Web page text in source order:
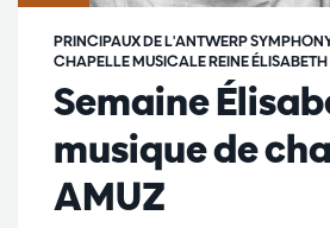
Semaine
musique de
AMUZ
PRINCIPAUX DE L'ANTWERP
CHAPELLE MUSICALE REINE ÉLISABETH